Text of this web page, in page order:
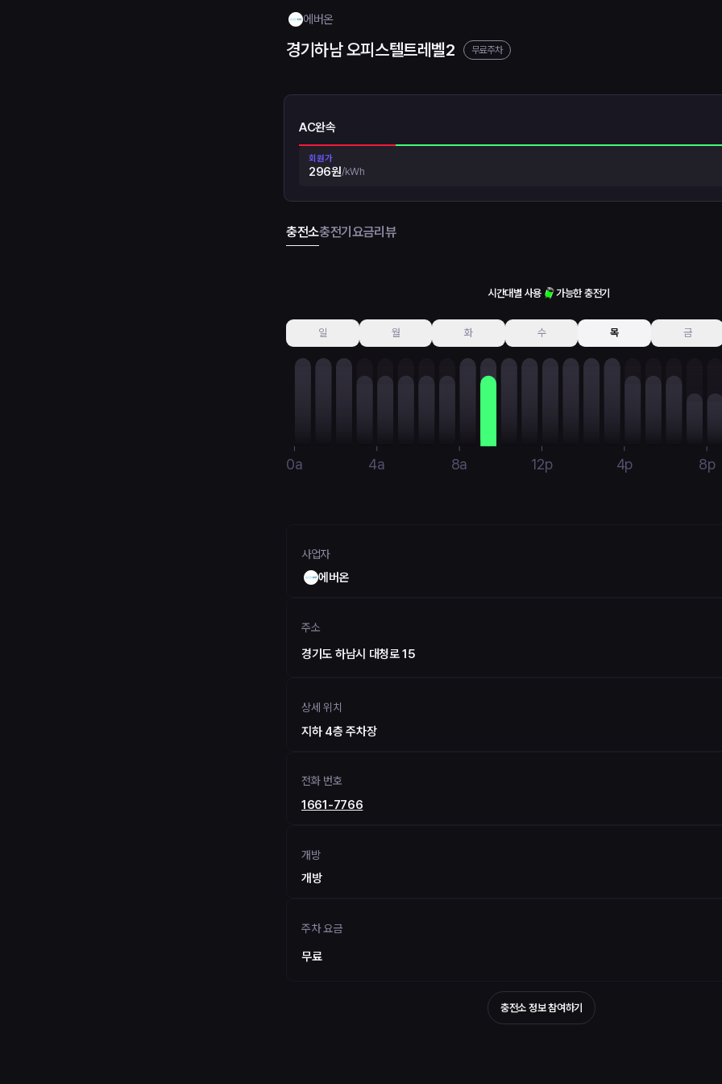
에버온
경기하남 오피스텔트레벨2 무료주차
AC완속
회원가
296원/kWh
충전소충전기요금리뷰
시간대별 사용 가능한 충전기
일 월 화 수 목 금
0a 4a 8a 12p 4p 8p
사업자
에버온
주소
경기도 하남시 대청로 15
상세 위치
지하 4층 주차장
전화 번호
1661-7766
개방
개방
주차 요금
무료
충전소 정보 참여하기